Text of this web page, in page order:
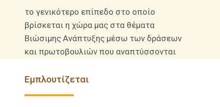
το γενικότερο επίπεδο στο οποίο
βρίσκεται η χώρα μας στα θέματα
Βιώσιμης Ανάπτυξης μέσω των δράσεων
και πρωτοβουλιών που αναπτύσσονται
Εμπλουτίζεται